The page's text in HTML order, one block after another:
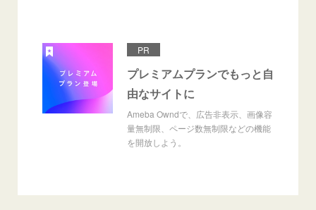
PR
プレミアムプランでもっと自
由なサイトに
Ameba Owndで、広告非表示、画像容
量無制限、ページ数無制限などの機能
を開放しよう。